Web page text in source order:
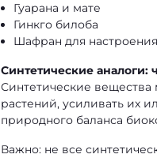
Гуарана и мате
Гинкго билоба
Шафран для настроения
Синтетические аналоги:
Синтетические вещества
растений, усиливать их
природного баланса
Важно: не все